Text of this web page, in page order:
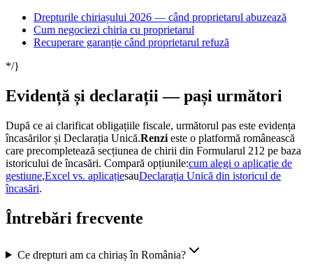
Drepturile chiriașului 2026 — când proprietarul abuzează
Cum negociezi chiria cu proprietarul
Recuperare garanție când proprietarul refuză
*/}
Evidență și declarații — pași următori
După ce ai clarificat obligațiile fiscale, următorul pas este evidența
încasărilor și Declarația Unică.Renzi este o platformă românească
care precompletează secțiunea de chirii din Formularul 212 pe baza
istoricului de încasări. Compară opțiunile:cum alegi o aplicație de
gestiune,Excel vs. aplicațiesauDeclarația Unică din istoricul de
încasări.
Întrebări frecvente
Ce drepturi am ca chiriaș în România?